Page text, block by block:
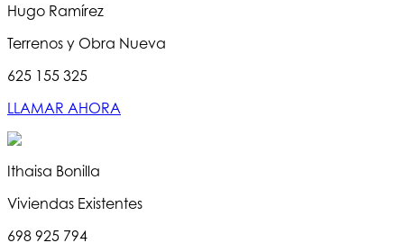
Hugo Ramírez
Terrenos y Obra Nueva
625 155 325
LLAMAR AHORA
Ithaisa Bonilla
Viviendas Existentes
698 925 794